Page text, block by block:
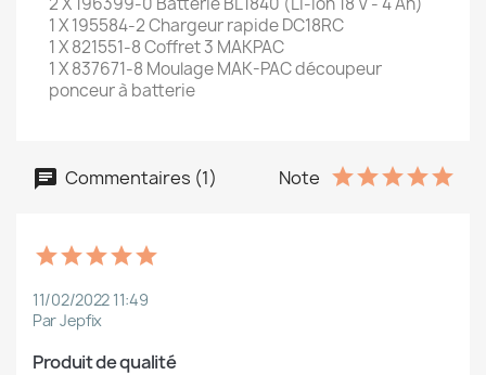
1 X 195584-2 Chargeur rapide DC18RC
1 X 821551-8 Coffret 3 MAKPAC
1 X 837671-8 Moulage MAK-PAC découpeur
ponceur à batterie
Commentaires (1) Note
11/02/2022 11:49
Par Jepfix
Produit de qualité